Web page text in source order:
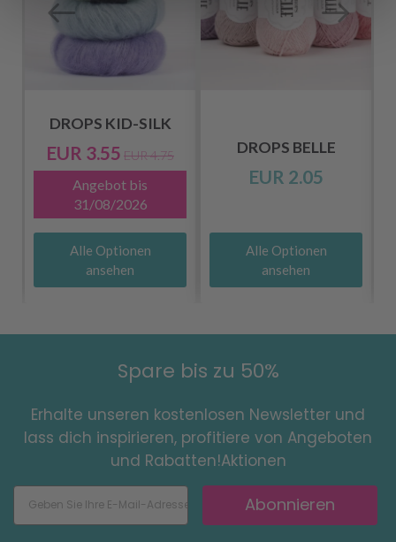
DROPS KID-SILK
EUR 3.55 EUR 4.75
Angebot bis
31/08/2026
Alle Optionen
ansehen
DROPS BELLE
EUR 2.05
Alle Optionen
ansehen
Spare bis zu 50%
Erhalte unseren kostenlosen Newsletter und
lass dich inspirieren, profitiere von Angeboten
und Rabatten!Aktionen
Abonnieren